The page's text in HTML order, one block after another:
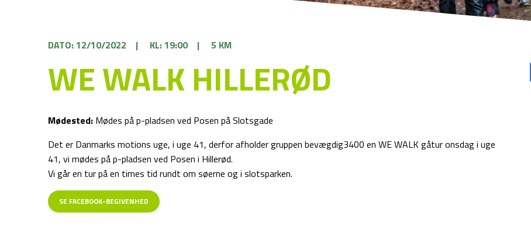
DATO: 12/10/2022 | KL: 19:00 | 5 KM
WE WALK HILLERØD
Mødested: Mødes på p-pladsen ved Posen på Slotsgade
Det er Danmarks motions uge, i uge 41, derfor afholder gruppen bevægdig3400 en WE WALK gåtur onsdag i uge
41, vi mødes på p-pladsen ved Posen i Hillerød.
Vi går en tur på en times tid rundt om søerne og i slotsparken.
SE FACEBOOK-BEGIVENHED